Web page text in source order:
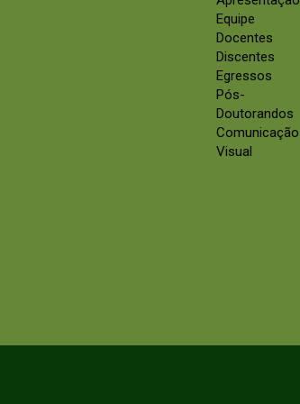
Equipe
Docentes
Discentes
Egressos
Pós-
Doutorandos
Comunicação
Visual